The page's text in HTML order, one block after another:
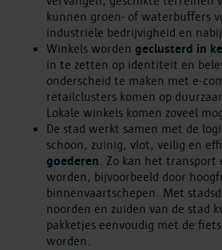
kunnen groen- of waterbuffers
industriële bedrijvigheid en
Winkels worden geclusterd in
in te zetten op identiteit en
onderscheid te maken met e-
retailclusters komen op
Lokale winkels komen zoveel
De stad werkt samen met de
schoon, zuinig, vlot, veilig en
goederen. Zo kan het transport
worden, bijvoorbeeld door
binnenvaartschepen. Met
noorden en zuiden van de stad
pakketjes eenvoudig met de
worden.